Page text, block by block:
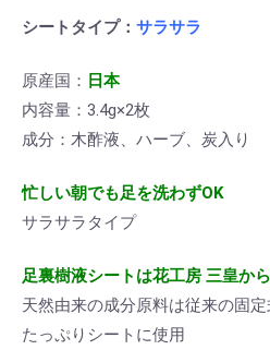
シートタイプ： サラサラ
原産国： 日本
内容量：3.4g×2枚
成分：木酢液、ハーブ、炭入り
忙しい朝でも足を洗わずOK
サラサラタイプ
足裏樹液シートは花工房 三皇か
天然由来の成分原料は従来の固
たっぷりシートに使用